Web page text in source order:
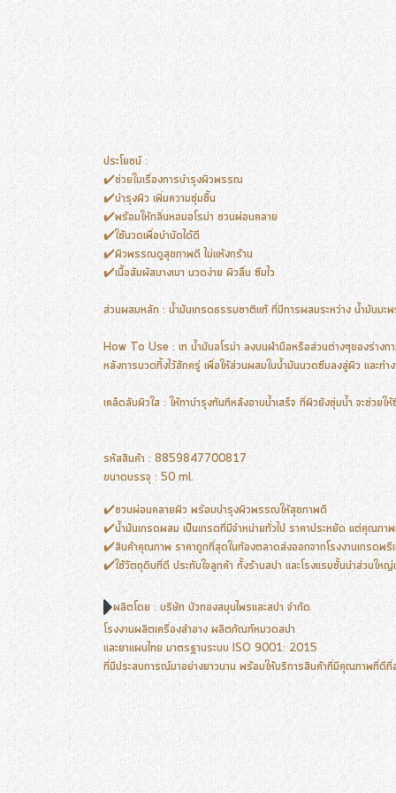
ประโยชน์ :
✔️ช่วยในเรื่องการบำรุงผิวพรรณ
✔️บำรุงผิว เพิ่มความชุ่มชื้น
✔️พร้อมให้กลิ่นหอมอโรม่า ชวนผ่อนคลาย
✔️ใช้นวดเพื่อบำบัดได้ดี
✔️ผิวพรรณดูสุขภาพดี ไม่แห้งกร้าน
✔️เนื้อสัมผัสบางเบา นวดง่าย ผิวลื่น ซึมไว
ส่วนผสมหลัก : น้ำมันเกรดธรรมชาติแท้ ที่มีการผสมระหว่าง น้ำมันมะ
How To Use : เท น้ำมันอโรม่า ลงบนฝ่ามือหรือส่วนต่างๆของร่าง
หลังการนวดทิ้งไว้สักครู่ เพื่อให้ส่วนผสมในน้ำมันนวดซึมลงสู่ผิว และทำง
เคล็ดลับผิวใส : ให้ทาบำรุงทันทีหลังอาบน้ำเสร็จ ที่ผิวยังชุ่มน้ำ จะช่วย
รหัสสินค้า : 8859847700817
ขนาดบรรจุ : 50 ml.
✔️ชวนผ่อนคลายผิว พร้อมบำรุงผิวพรรณให้สุขภาพดี
✔️น้ำมันเกรดผสม เป็นเกรดที่มีจำหน่ายทั่วไป ราคาประหยัด แต่คุณภาพ
✔️สินค้าคุณภาพ ราคาถูกที่สุดในท้องตลาดส่งออกจากโรงงานเกรดพรี
✔️ใช้วัตถุดิบที่ดี ประทับใจลูกค้า ทั้งร้านสปา และโรงแรมชั้นนำส่วนใหญ่
ผลิตโดย : บริษัท บัวทองสมุนไพรและสปา จำกัด
โรงงานผลิตเครื่องสำอาง ผลิตภัณฑ์หมวดสปา
และยาแผนไทย มาตรฐานระบบ ISO 9001: 2015
ที่มีประสบการณ์มาอย่างยาวนาน พร้อมให้บริการสินค้าที่มีคุณภาพที่ดี